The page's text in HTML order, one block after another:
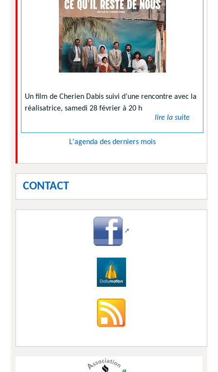
Un film de Cherien Dabis suivi d’une rencontre avec la
réalisatrice, samedi 28 février à 20 h
lire la suite
L'agenda des derniers mois
CONTACT